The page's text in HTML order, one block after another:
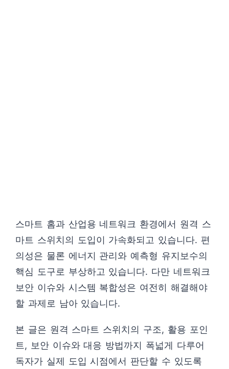
스마트 홈과 산업용 네트워크 환경에서 원격 스
마트 스위치의 도입이 가속화되고 있습니다. 편
의성은 물론 에너지 관리와 예측형 유지보수의
핵심 도구로 부상하고 있습니다. 다만 네트워크
보안 이슈와 시스템 복합성은 여전히 해결해야
할 과제로 남아 있습니다.
본 글은 원격 스마트 스위치의 구조, 활용 포인
트, 보안 이슈와 대응 방법까지 폭넓게 다루어
독자가 실제 도입 시점에서 판단할 수 있도록